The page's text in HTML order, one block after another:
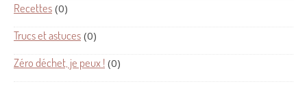
Recettes (0)
Trucs et astuces (0)
Zéro déchet, je peux ! (0)